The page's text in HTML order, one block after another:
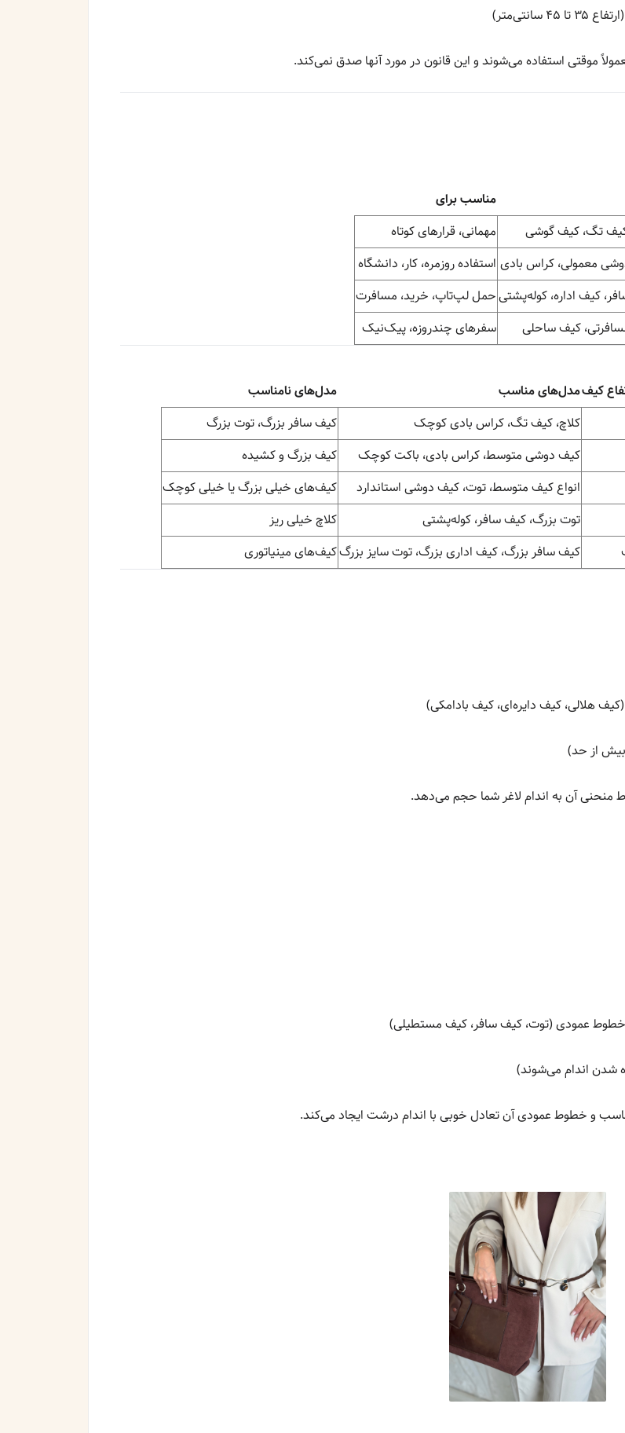
موقتی استفاده می‌شوند و این قانون در مورد آنها صدق نمی‌کند.
مناسب برای
کیف تگ، کیف گوشی
مهمانی، قرارهای کوتاه
معمولی، کراس بادی استفاده روزمره، کار، دانشگاه
کیف اداره، کوله‌پشتیحمل لپ‌تاپ، خرید، مسافرت
کیف ساحلی
سفرهای چندروزه، پیک‌نیک
کیفمدل‌های مناسب
مدل‌های نامناسب
کلاچ، کیف تگ، کراس بادی کوچک
کیف سافر بزرگ، توت بزرگ
کیف دوشی متوسط، کراس بادی، باکت کوچک
کیف بزرگ و کشیده
انواع کیف متوسط، توت، کیف دوشی استاندارد
کیف‌های خیلی بزرگ یا خیلی کوچک
توت بزرگ، کیف سافر، کوله‌پشتی
کلاچ خیلی ریز
کیف سافر بزرگ، کیف اداری بزرگ، توت سایز بزرگکیف‌های مینیاتوری
هلالی، کیف دایره‌ای، کیف بادامکی)
از حد)
منحنی آن به اندام لاغر شما حجم می‌دهد.
عمودی (توت، کیف سافر، کیف مستطیلی)
شدن اندام می‌شوند)
و خطوط عمودی آن تعادل خوبی با اندام درشت ایجاد می‌کند.